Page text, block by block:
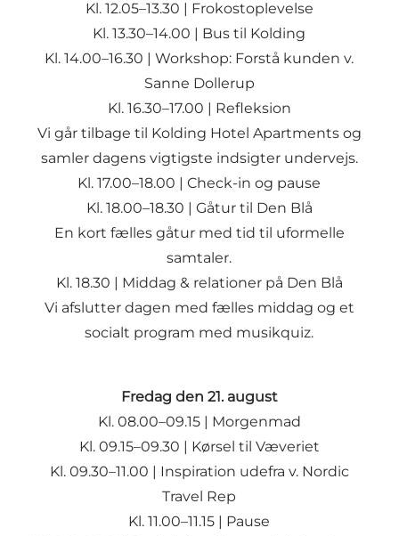
Kl. 12.05–13.30 | Frokostoplevelse
Kl. 13.30–14.00 | Bus til Kolding
Kl. 14.00–16.30 | Workshop: Forstå kunden v.
Sanne Dollerup
Kl. 16.30–17.00 | Refleksion
Vi går tilbage til Kolding Hotel Apartments og
samler dagens vigtigste indsigter undervejs.
Kl. 17.00–18.00 | Check-in og pause
Kl. 18.00–18.30 | Gåtur til Den Blå
En kort fælles gåtur med tid til uformelle
samtaler.
Kl. 18.30 | Middag & relationer på Den Blå
Vi afslutter dagen med fælles middag og et
socialt program med musikquiz.
Fredag den 21. august
Kl. 08.00–09.15 | Morgenmad
Kl. 09.15–09.30 | Kørsel til Væveriet
Kl. 09.30–11.00 | Inspiration udefra v. Nordic
Travel Rep
Kl. 11.00–11.15 | Pause